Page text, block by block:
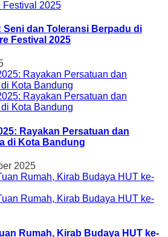
Seni dan Toleransi Berpadu di
Festival 2025
Rayakan Persatuan dan
di Kota Bandung
2025
Rumah, Kirab Budaya HUT ke-